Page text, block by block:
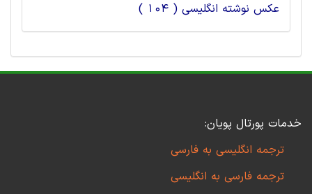
عکس نوشته انگلیسی ( 104 )
خدمات پورتال پویان:
ترجمه انگلیسی به فارسی
ترجمه فارسی به انگلیسی